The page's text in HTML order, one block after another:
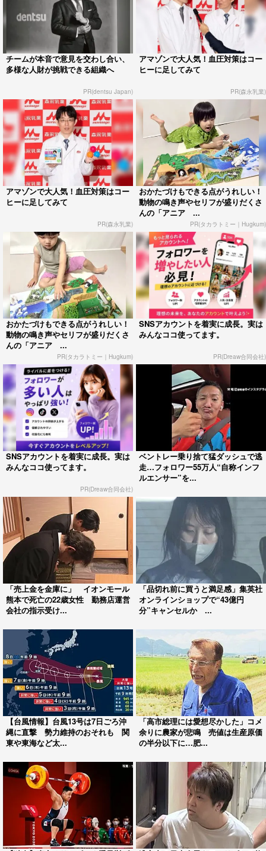
チームが本音で意見を交わし合い、
多様な人財が挑戦できる組織へ
PR(dentsu Japan)
アマゾンで大人気！血圧対策はコー
ヒーに足してみて
PR(森永乳業)
アマゾンで大人気！血圧対策はコー
ヒーに足してみて
PR(森永乳業)
おかたづけもできる点がうれしい！
動物の鳴き声やセリフが盛りだくさ
んの「アニア ...
PR(タカラトミー｜Hugkum)
おかたづけもできる点がうれしい！
動物の鳴き声やセリフが盛りだくさ
んの「アニア ...
PR(タカラトミー｜Hugkum)
SNSアカウントを着実に成長。実は
みんなココ使ってます。
PR(Dreaw合同会社)
SNSアカウントを着実に成長。実は
みんなココ使ってます。
PR(Dreaw合同会社)
ベントレー乗り捨て猛ダッシュで逃
走…フォロワー55万人“自称インフ
ルエンサー”を...
「売上金を金庫に」 イオンモール
熊本で死亡の22歳女性 勤務店運営
会社の指示受け...
「品切れ前に買うと満足感」集英社
オンラインショップで“43億円
分”キャンセルか ...
【台風情報】台風13号は7日ごろ沖
縄に直撃 勢力維持のおそれも 関
東や東海など太...
「高市総理には愛想尽かした」コメ
余りに農家が悲鳴 売値は生産原価
の半分以下に…肥...